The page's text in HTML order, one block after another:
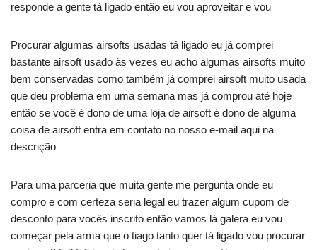
responde a gente tá ligado então eu vou aproveitar e vou
Procurar algumas airsofts usadas tá ligado eu já comprei
bastante airsoft usado às vezes eu acho algumas airsofts muito
bem conservadas como também já comprei airsoft muito usada
que deu problema em uma semana mas já comprou até hoje
então se você é dono de uma loja de airsoft é dono de alguma
coisa de airsoft entra em contato no nosso e-mail aqui na
descrição
Para uma parceria que muita gente me pergunta onde eu
compro e com certeza seria legal eu trazer algum cupom de
desconto para vocês inscrito então vamos lá galera eu vou
começar pela arma que o tiago tanto quer tá ligado vou procurar